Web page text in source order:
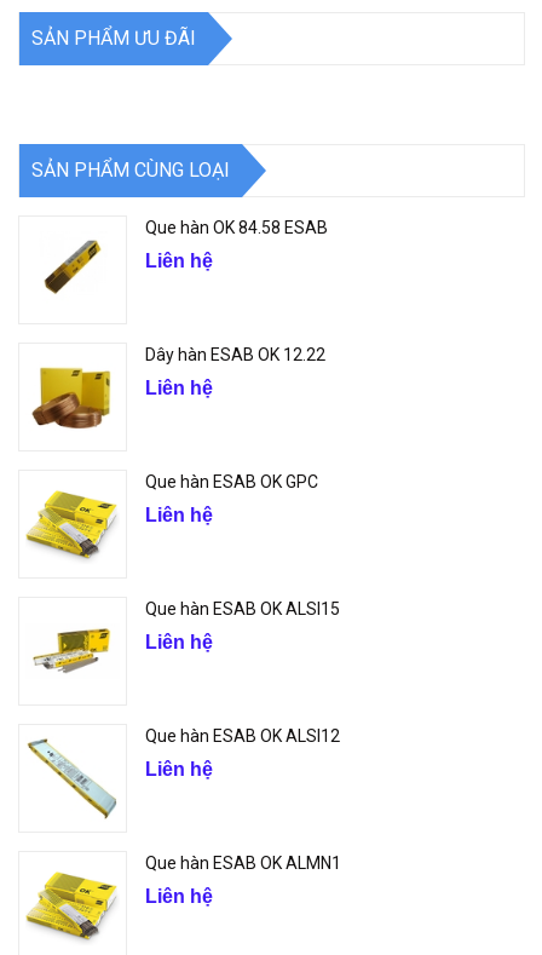
SẢN PHẨM ƯU ĐÃI
SẢN PHẨM CÙNG LOẠI
Que hàn OK 84.58 ESAB
Liên hệ
Dây hàn ESAB OK 12.22
Liên hệ
Que hàn ESAB OK GPC
Liên hệ
Que hàn ESAB OK ALSI15
Liên hệ
Que hàn ESAB OK ALSI12
Liên hệ
Que hàn ESAB OK ALMN1
Liên hệ